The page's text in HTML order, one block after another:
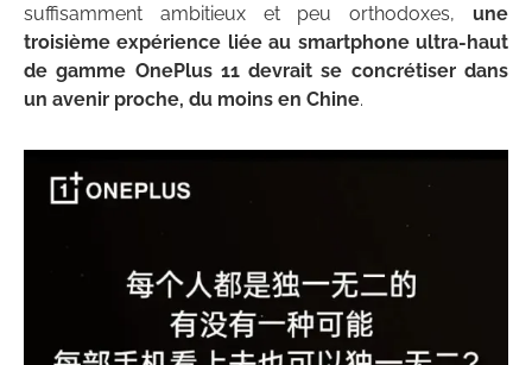
suffisamment ambitieux et peu orthodoxes, une
troisième expérience liée au smartphone ultra-haut
de gamme OnePlus 11 devrait se concrétiser dans
un avenir proche, du moins en Chine.